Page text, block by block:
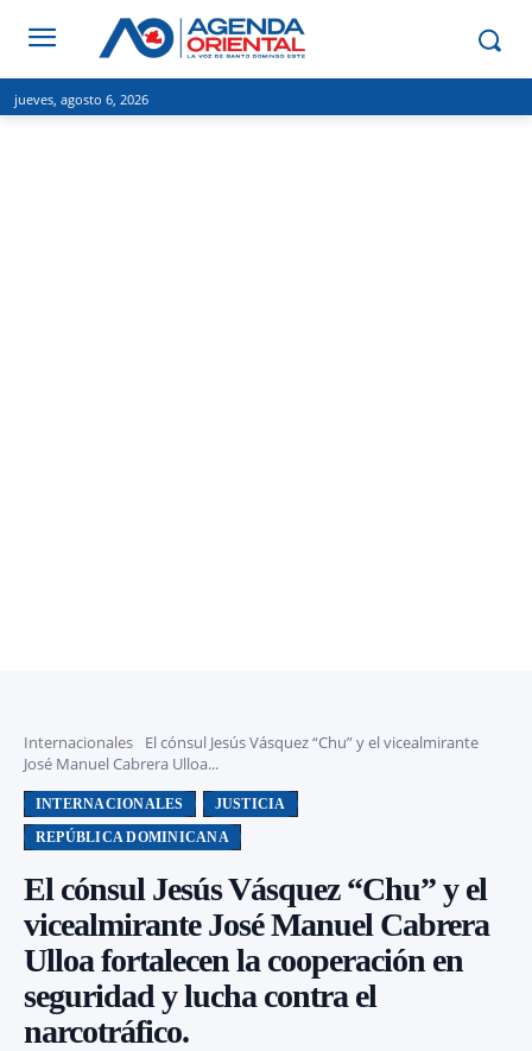
jueves, agosto 6, 2026
Internacionales
El cónsul Jesús Vásquez “Chu” y el vicealmirante
José Manuel Cabrera Ulloa...
INTERNACIONALES
JUSTICIA
REPÚBLICA DOMINICANA
El cónsul Jesús Vásquez “Chu” y el
vicealmirante José Manuel Cabrera
Ulloa fortalecen la cooperación en
seguridad y lucha contra el
narcotráfico.